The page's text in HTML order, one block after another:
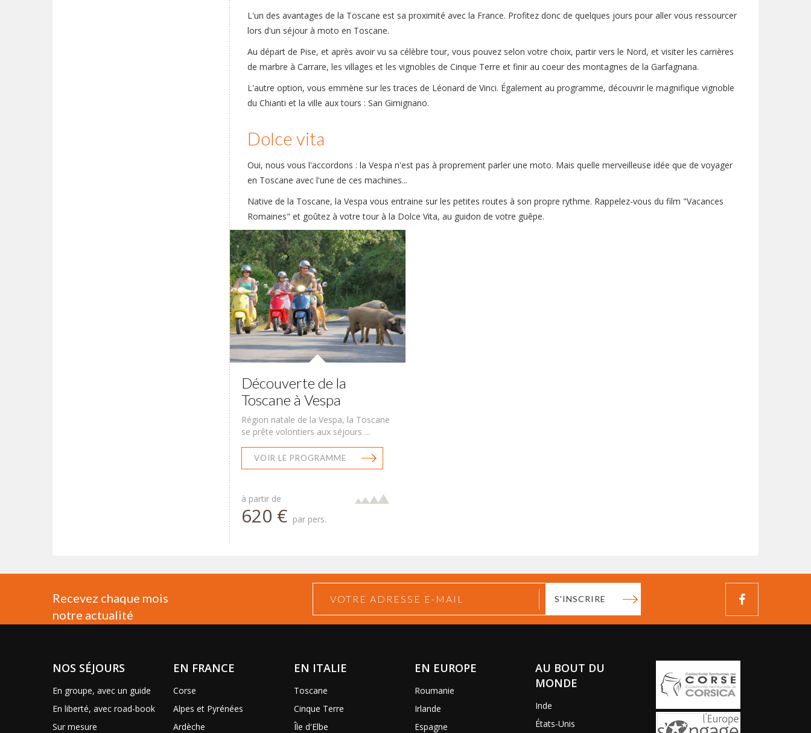
L'un des avantages de la Toscane est sa proximité avec la France. Profitez donc de quelques jours pour aller vous ressourcer
lors d'un séjour à moto en Toscane.
Au départ de Pise, et après avoir vu sa célèbre tour, vous pouvez selon votre choix, partir vers le Nord, et visiter les carrières
de marbre à Carrare, les villages et les vignobles de Cinque Terre et finir au coeur des montagnes de la Garfagnana.
L'autre option, vous emmène sur les traces de Léonard de Vinci. Également au programme, découvrir le magnifique vignoble
du Chianti et la ville aux tours : San Gimignano.
Dolce vita
Oui, nous vous l'accordons : la Vespa n'est pas à proprement parler une moto. Mais quelle merveilleuse idée que de voyager
en Toscane avec l'une de ces machines...
Native de la Toscane, la Vespa vous entraine sur les petites routes à son propre rythme. Rappelez-vous du film "Vacances
Romaines" et goûtez à votre tour à la Dolce Vita, au guidon de votre guêpe.
Découverte de la
Toscane à Vespa
Région natale de la Vespa, la Toscane
se prête volontiers aux séjours ...
VOIR LE PROGRAMME
à partir de
620 € par pers.
Recevez chaque mois
notre actualité
S'INSCRIRE
NOS SÉJOURS
En groupe, avec un guide
En liberté, avec road-book
Sur mesure
EN FRANCE
Corse
Alpes et Pyrénées
Ardèche
EN ITALIE
Toscane
Cinque Terre
Île d'Elbe
EN EUROPE
Roumanie
Irlande
Espagne
AU BOUT DU
MONDE
Inde
États-Unis